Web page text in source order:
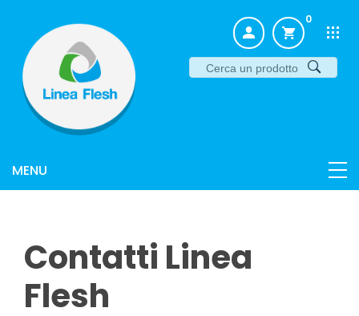
0
Contatti Linea
Flesh